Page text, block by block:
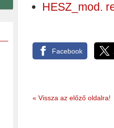
HESZ_mod.
Facebook
« Vissza az előző oldalra!